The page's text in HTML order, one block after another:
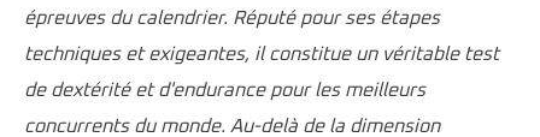
épreuves du calendrier. Réputé pour ses étapes
techniques et exigeantes, il constitue un véritable test
de dextérité et d'endurance pour les meilleurs
concurrents du monde. Au-delà de la dimension